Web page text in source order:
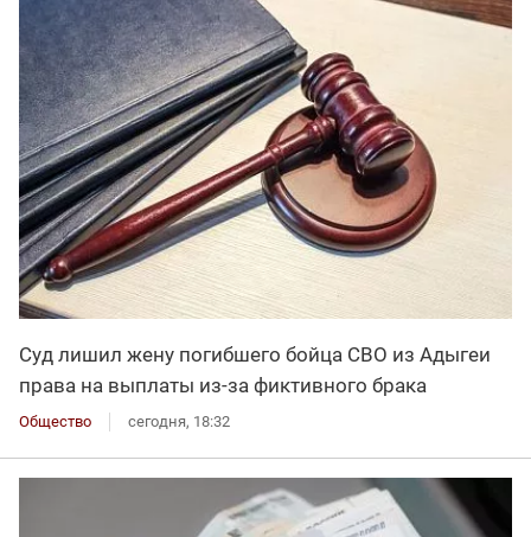
Суд лишил жену погибшего бойца СВО из Адыгеи
права на выплаты из-за фиктивного брака
Общество сегодня, 18:32